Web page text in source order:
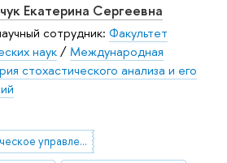
Екатерина Сергеевна
сотрудник: Факультет
наук/Международная
стохастического анализа и его
стохастическое управление